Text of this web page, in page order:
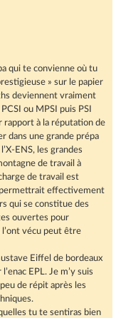
qui te convienne où tu
» sur le papier
deviennent vraiment
ou MPSI puis PSI
à la réputation de
dans une grande prépa
ENS, les grandes
de travail à
de travail est
effectivement
qui se constitue des
ouvertes pour
vécu peut être
Eiffel de bordeaux
EPL. Je m’y suis
de répit après les
tu te sentiras bien